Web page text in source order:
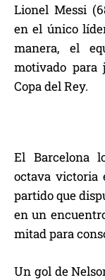
Lionel Messi
en el único
manera, el
motivado
Copa del Rey.
El Barcelona
octava victoria
partido que
en un
mitad para
Un gol de